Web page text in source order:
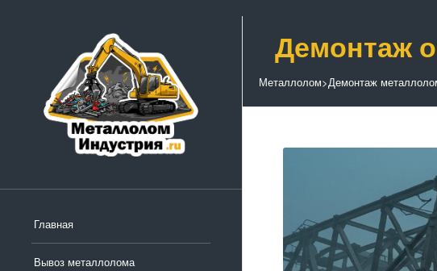
Главная
Вывоз металлолома
Демонтаж
Металлолом>Демонтаж